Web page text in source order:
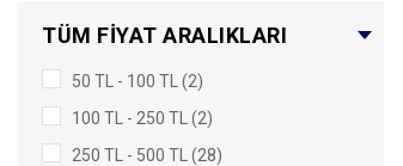
PENTİ (1)
TÜM FIYAT ARALIKLARI
50 TL - 100 TL (2)
100 TL - 250 TL (2)
250 TL - 500 TL (28)